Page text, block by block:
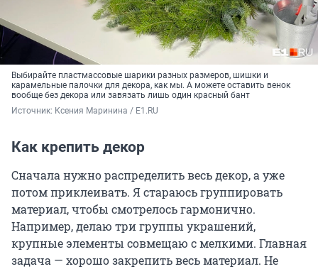
Выбирайте пластмассовые шарики разных размеров, шишки и
карамельные палочки для декора, как мы. А можете оставить венок
вообще без декора или завязать лишь один красный бант
Источник: Ксения Маринина / E1.RU
Как крепить декор
Сначала нужно распределить весь декор, а уже
потом приклеивать. Я стараюсь группировать
материал, чтобы смотрелось гармонично.
Например, делаю три группы украшений,
крупные элементы совмещаю с мелкими. Главная
задача — хорошо закрепить весь материал. Не